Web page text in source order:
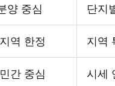
양 중심 단지
역 한정 지역
간 중심 시세